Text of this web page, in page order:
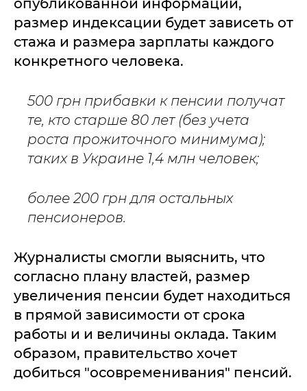
опубликованной информации,
размер индексации будет зависеть от
стажа и размера зарплаты каждого
конкретного человека.
500 грн прибавки к пенсии получат
те, кто старше 80 лет (без учета
роста прожиточного минимума);
таких в Украине 1,4 млн человек;
более 200 грн для остальных
пенсионеров.
Журналисты смогли выяснить, что
согласно плану властей, размер
увеличения пенсии будет находиться
в прямой зависимости от срока
работы и и величины оклада. Таким
образом, правительство хочет
добиться "осовременивания" пенсий.